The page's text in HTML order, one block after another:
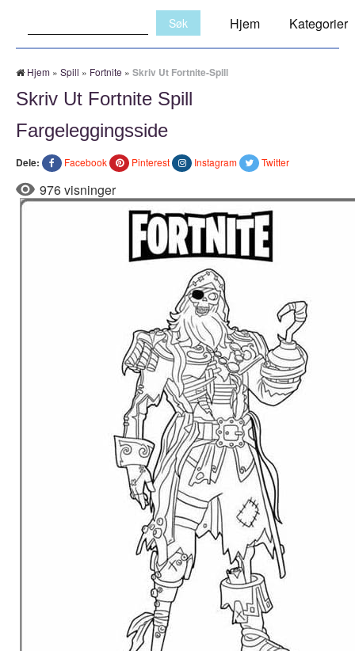
Hjem Kategorier
Hjem » Spill » Fortnite » Skriv Ut Fortnite-Spill
Skriv Ut Fortnite Spill
Fargeleggingsside
Dele: Facebook Pinterest Instagram Twitter
976 visninger